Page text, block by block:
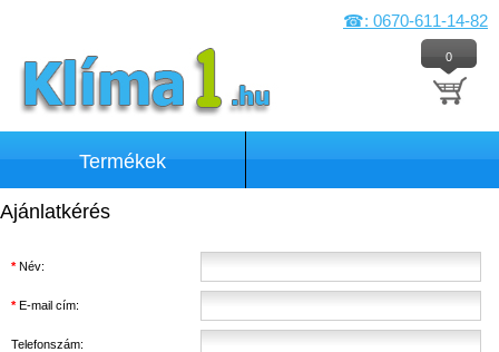
☎: 0670-611-14-82
0
Termékek
Ajánlatkérés
*Név:
*E-mail cím:
Telefonszám: